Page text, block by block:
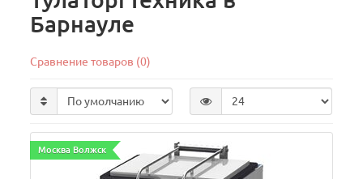
Барнауле
Сравнение товаров (0)
Москва Волжск